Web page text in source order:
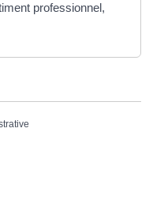
professionnel,